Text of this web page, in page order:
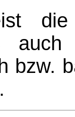
die
bzw.